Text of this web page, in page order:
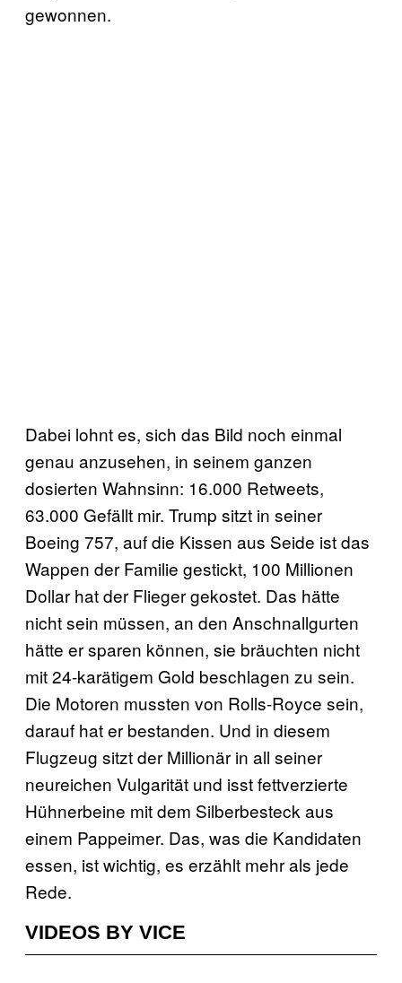
gewonnen.
Dabei lohnt es, sich das Bild noch einmal
genau anzusehen, in seinem ganzen
dosierten Wahnsinn: 16.000 Retweets,
63.000 Gefällt mir. Trump sitzt in seiner
Boeing 757, auf die Kissen aus Seide ist das
Wappen der Familie gestickt, 100 Millionen
Dollar hat der Flieger gekostet. Das hätte
nicht sein müssen, an den Anschnallgurten
hätte er sparen können, sie bräuchten nicht
mit 24-karätigem Gold beschlagen zu sein.
Die Motoren mussten von Rolls-Royce sein,
darauf hat er bestanden. Und in diesem
Flugzeug sitzt der Millionär in all seiner
neureichen Vulgarität und isst fettverzierte
Hühnerbeine mit dem Silberbesteck aus
einem Pappeimer. Das, was die Kandidaten
essen, ist wichtig, es erzählt mehr als jede
Rede.
VIDEOS BY VICE